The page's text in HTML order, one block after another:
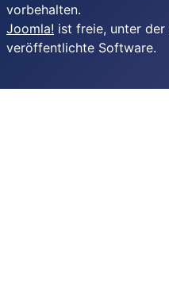
vorbehalten.
Joomla! ist freie, unter der
veröffentlichte Software.